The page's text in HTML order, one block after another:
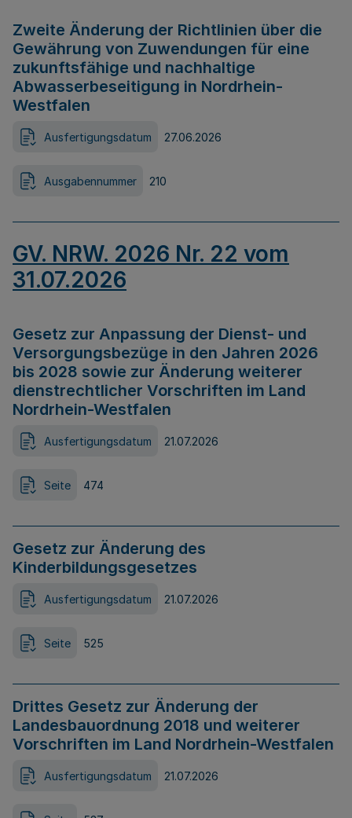
Zweite Änderung der Richtlinien über die
Gewährung von Zuwendungen für eine
zukunftsfähige und nachhaltige
Abwasserbeseitigung in Nordrhein-
Westfalen
Ausfertigungsdatum 27.06.2026
Ausgabennummer 210
GV. NRW. 2026 Nr. 22 vom
31.07.2026
Gesetz zur Anpassung der Dienst- und
Versorgungsbezüge in den Jahren 2026
bis 2028 sowie zur Änderung weiterer
dienstrechtlicher Vorschriften im Land
Nordrhein-Westfalen
Ausfertigungsdatum 21.07.2026
Seite 474
Gesetz zur Änderung des
Kinderbildungsgesetzes
Ausfertigungsdatum 21.07.2026
Seite 525
Drittes Gesetz zur Änderung der
Landesbauordnung 2018 und weiterer
Vorschriften im Land Nordrhein-Westfalen
Ausfertigungsdatum 21.07.2026